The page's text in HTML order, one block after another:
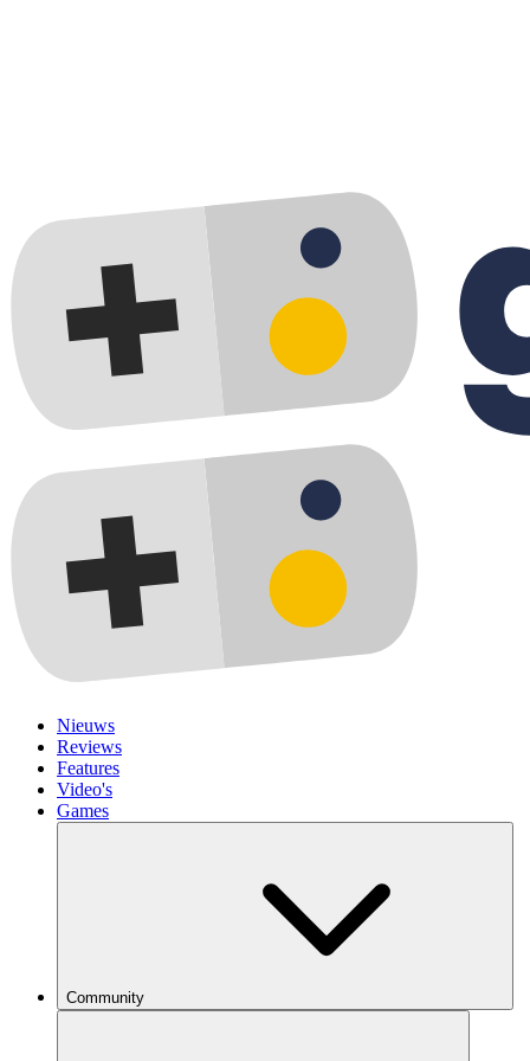
Nieuws
Reviews
Features
Video's
Games
Community